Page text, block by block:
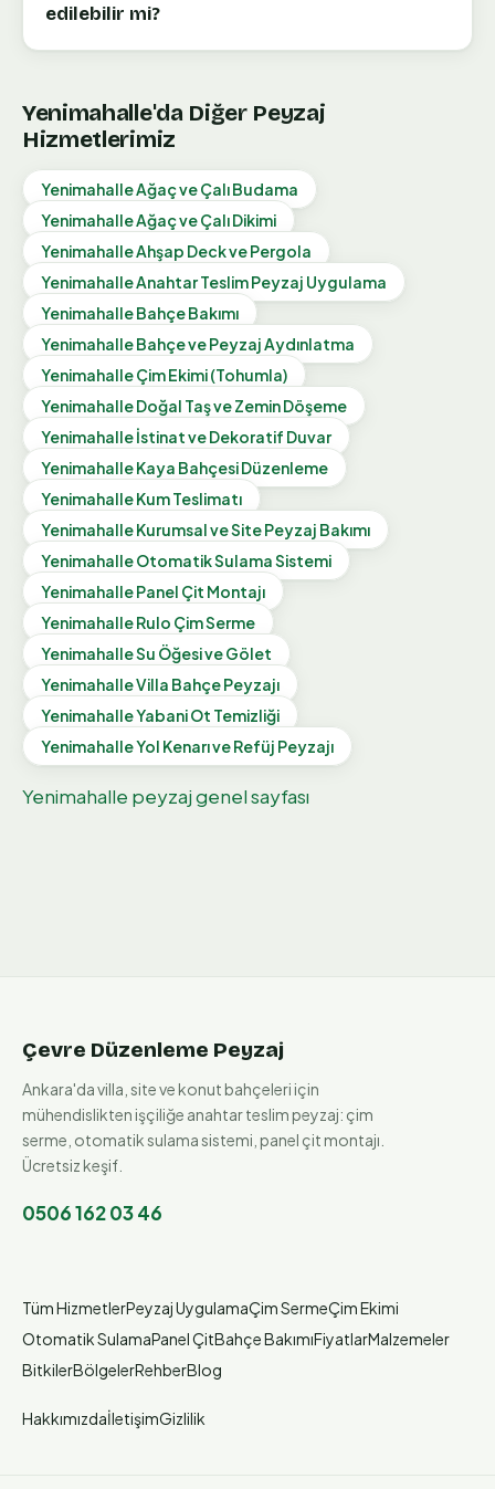
edilebilir mi?
Yenimahalle'da Diğer Peyzaj
Hizmetlerimiz
YenimahalleAğaç ve Çalı Budama
YenimahalleAğaç ve Çalı Dikimi
YenimahalleAhşap Deck ve Pergola
YenimahalleAnahtar Teslim Peyzaj Uygulama
YenimahalleBahçe Bakımı
YenimahalleBahçe ve Peyzaj Aydınlatma
YenimahalleÇim Ekimi (Tohumla)
YenimahalleDoğal Taş ve Zemin Döşeme
Yenimahalleİstinat ve Dekoratif Duvar
YenimahalleKaya Bahçesi Düzenleme
YenimahalleKum Teslimatı
YenimahalleKurumsal ve Site Peyzaj Bakımı
YenimahalleOtomatik Sulama Sistemi
YenimahallePanel Çit Montajı
YenimahalleRulo Çim Serme
YenimahalleSu Öğesi ve Gölet
YenimahalleVilla Bahçe Peyzajı
YenimahalleYabani Ot Temizliği
YenimahalleYol Kenarı ve Refüj Peyzajı
Yenimahalle peyzaj genel sayfası
Çevre Düzenleme Peyzaj
Ankara'da villa, site ve konut bahçeleri için
mühendislikten işçiliğe anahtar teslim peyzaj: çim
serme, otomatik sulama sistemi, panel çit montajı.
Ücretsiz keşif.
0506 162 03 46
Tüm HizmetlerPeyzaj UygulamaÇim SermeÇim Ekimi
Otomatik SulamaPanel ÇitBahçe BakımıFiyatlarMalzemeler
BitkilerBölgelerRehberBlog
HakkımızdaİletişimGizlilik